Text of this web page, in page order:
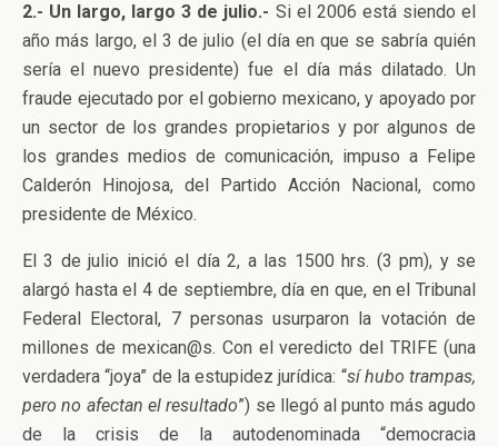
2.- Un largo, largo 3 de julio.- Si el 2006 está siendo el
año más largo, el 3 de julio (el día en que se sabría quién
sería el nuevo presidente) fue el día más dilatado. Un
fraude ejecutado por el gobierno mexicano, y apoyado por
un sector de los grandes propietarios y por algunos de
los grandes medios de comunicación, impuso a Felipe
Calderón Hinojosa, del Partido Acción Nacional, como
presidente de México.
El 3 de julio inició el día 2, a las 1500 hrs. (3 pm), y se
alargó hasta el 4 de septiembre, día en que, en el Tribunal
Federal Electoral, 7 personas usurparon la votación de
millones de mexican@s. Con el veredicto del TRIFE (una
verdadera “joya” de la estupidez jurídica: “sí hubo trampas,
pero no afectan el resultado”) se llegó al punto más agudo
de la crisis de la autodenominada “democracia